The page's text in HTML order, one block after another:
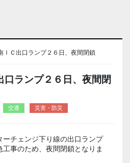
ＩＣ出口ランプ２６日、夜間閉鎖
口ランプ２６日、夜間閉
交通 災害・防災
チェンジ下り線の出口ランプ
事のため、夜間閉鎖となりま